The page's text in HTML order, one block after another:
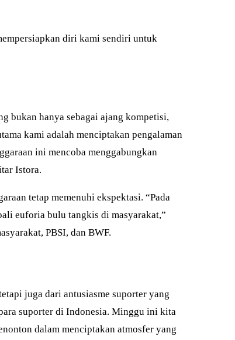
diri kami sendiri untuk
bukan hanya sebagai ajang kompetisi,
kami adalah menciptakan pengalaman
ini mencoba menggabungkan
Istora.
tetap memenuhi ekspektasi. “Pada
euforia bulu tangkis di masyarakat,”
PBSI, dan BWF.
juga dari antusiasme suporter yang
suporter di Indonesia. Minggu ini kita
dalam menciptakan atmosfer yang